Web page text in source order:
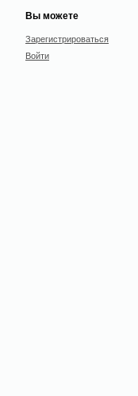
Вы можете
Зарегистрироваться
Войти